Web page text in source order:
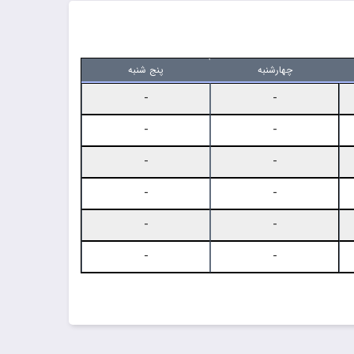
چهارشنبه پنج شنبه
-
-
-
-
-
-
-
-
-
-
-
-